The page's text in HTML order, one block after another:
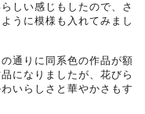
しい感じもしたので、さ
うに模様も入れてみまし
通りに同系色の作品が額
になりましたが、花びら
いらしさと華やかさもす